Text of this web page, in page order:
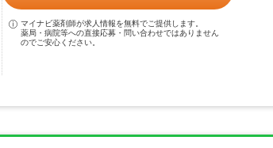
マイナビ薬剤師が求人情報を無料でご提供します。
薬局・病院等への直接応募・問い合わせではありません
のでご安心ください。